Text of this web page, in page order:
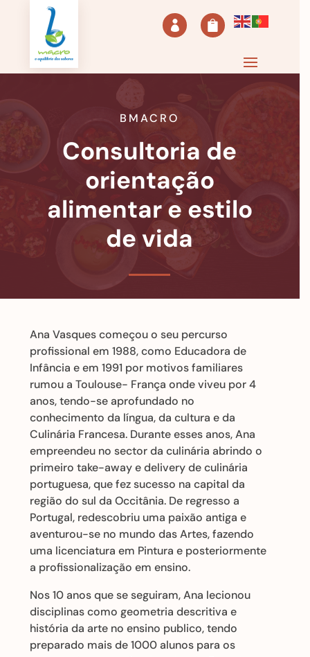
 
BMACRO
Consultoria de
orientação
alimentar e estilo
de vida
Ana Vasques começou o seu percurso
profissional em 1988, como Educadora de
Infância e em 1991 por motivos familiares
rumou a Toulouse- França onde viveu por 4
anos, tendo-se aprofundado no
conhecimento da língua, da cultura e da
Culinária Francesa. Durante esses anos, Ana
empreendeu no sector da culinária abrindo o
primeiro take-away e delivery de culinária
portuguesa, que fez sucesso na capital da
região do sul da Occitânia. De regresso a
Portugal, redescobriu uma paixão antiga e
aventurou-se no mundo das Artes, fazendo
uma licenciatura em Pintura e posteriormente
a profissionalização em ensino.
Nos 10 anos que se seguiram, Ana lecionou
disciplinas como geometria descritiva e
história da arte no ensino publico, tendo
preparado mais de 1000 alunos para os